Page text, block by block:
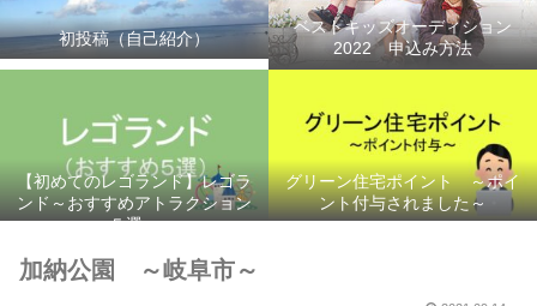
初投稿（自己紹介）
ベストキッズオーディション
2022 申込み方法
【初めてのレゴランド】レゴラ
ンド～おすすめアトラクション
５選～
グリーン住宅ポイント ～ポイ
ント付与されました～
加納公園 ～岐阜市～